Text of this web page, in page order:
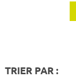
TRIER PAR :